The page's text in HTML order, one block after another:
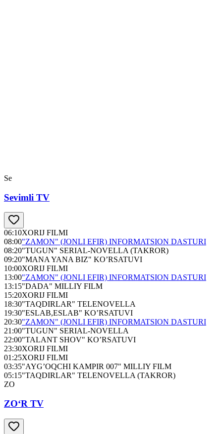
Se
Sevimli TV
06:10XORIJ FILMI
08:00"ZAMON" (JONLI EFIR) INFORMATSION DASTURI
08:20"TUGUN" SERIAL-NOVELLA (TAKROR)
09:20"MANA YANA BIZ" KO’RSATUVI
10:00XORIJ FILMI
13:00"ZAMON" (JONLI EFIR) INFORMATSION DASTURI
13:15"DADA" MILLIY FILM
15:20XORIJ FILMI
18:30"TAQDIRLAR" TELENOVELLA
19:30"ESLAB,ESLAB" KO’RSATUVI
20:30"ZAMON" (JONLI EFIR) INFORMATSION DASTURI
21:00"TUGUN" SERIAL-NOVELLA
22:00"TALANT SHOV" KO’RSATUVI
23:30XORIJ FILMI
01:25XORIJ FILMI
03:35"AYG’OQCHI KAMPIR 007" MILLIY FILM
05:15"TAQDIRLAR" TELENOVELLA (TAKROR)
ZO
ZO‘R TV